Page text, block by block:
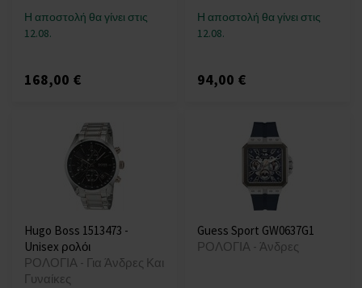
Η αποστολή θα γίνει στις
12.08.
168,00 €
Η αποστολή θα γίνει στις
12.08.
94,00 €
Hugo Boss 1513473 -
Unisex ρολόι
ΡΟΛΟΓΙΑ - Για Άνδρες Και
Γυναίκες
Guess Sport GW0637G1
ΡΟΛΟΓΙΑ - Άνδρες